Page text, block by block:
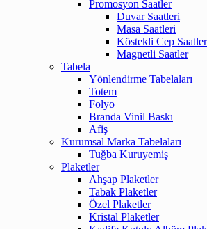
Promosyon Saatler
Duvar Saatleri
Masa Saatleri
Köstekli Cep
Magnetli Saatler
Tabela
Yönlendirme Tabelaları
Totem
Folyo
Branda Vinil Baskı
Afiş
Kurumsal Marka Tabelaları
Tuğba Kuruyemiş
Plaketler
Ahşap Plaketler
Tabak Plaketler
Özel Plaketler
Kristal Plaketler